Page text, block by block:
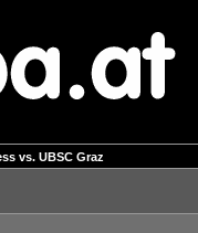
vs. UBSC Graz